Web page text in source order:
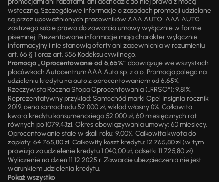
promocjami ani rabatami, ani dochodzić do niej prawa z mocą
wsteczną. Szczegółowe informacje o zasadach promocji udzielane
są przez upoważnionych pracowników AAA AUTO. AAA AUTO
zastrzega sobie prawo do zawarcia umowy wyłącznie w formie
pisemnej. Prezentowane informacje mają charakter wyłącznie
informacyjny i nie stanowią oferty ani zapewnienia w rozumieniu
art. 66 § 1 oraz art. 556 Kodeksu cywilnego.
Promocja „Oprocentowanie od 6,65%” obowiązuje we wszystkich
placówkach Autocentrum AAA Auto sp. z o.o. Promocja polega na
udzieleniu kredytu na auto z oprocentowaniem od 6,65%.
Rzeczywista Roczna Stopa Oprocentowania („RRSO“): 9,81%.
Reprezentatywny przykład: Samochód marki Opel Insignia rocznik
2019, cena samochodu 52 000 zł, wkład własny 0%. Całkowita
kwota kredytu konsumenckiego 52 000 zł, 60 miesięcznych rat
równych po 1079,43zł. Okres obowiązywania umowy: 60 miesięcy.
Oprocentowanie stałe w skali roku: 9,00%. Całkowita kwota do
zapłaty: 64 765,80 zł. Całkowity koszt kredytu: 12 765,80 zł (w tym
prowizja za udzielenie kredytu 1 040,00 zł, odsetki 11 725,80 zł).
Wyliczenie na dzień 11.12.2025 r. Zawarcie ubezpieczenia nie jest
warunkiem udzielenia kredytu.
Pokaż wszystko